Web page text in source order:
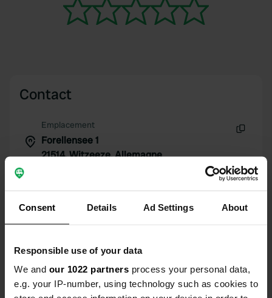
Consent Details Ad Settings About
Responsible use of your data
We and our 1022 partners process your personal data,
e.g. your IP-number, using technology such as cookies to
Contact
Emplacement
Forellensee 1
21514, Witzeeze, Allemagne
Copie
Code du site
Copie
Passer àPRO+ PRO+